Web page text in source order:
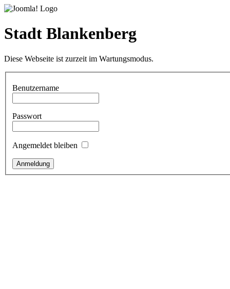
Stadt Blankenberg
Diese Webseite ist zurzeit im Wartungsmodus.
Benutzername
Passwort
Angemeldet bleiben